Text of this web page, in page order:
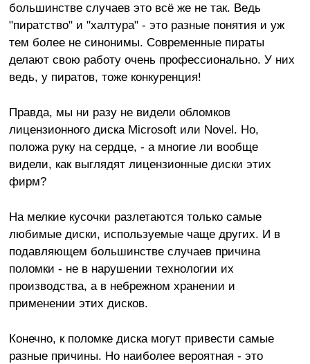
большинстве случаев это всё же не так. Ведь
"пиратство" и "халтура" - это разные понятия и уж
тем более не синонимы. Современные пираты
делают свою работу очень профессионально. У них
ведь, у пиратов, тоже конкуренция!
Правда, мы ни разу не видели обломков
лицензионного диска Microsoft или Novel. Но,
положа руку на сердце, - а многие ли вообще
видели, как выглядят лицензионные диски этих
фирм?
На мелкие кусочки разлетаются только самые
любимые диски, используемые чаще других. И в
подавляющем большинстве случаев причина
поломки - не в нарушении технологии их
производства, а в небрежном хранении и
применении этих дисков.
Конечно, к поломке диска могут привести самые
разные причины. Но наиболее вероятная - это